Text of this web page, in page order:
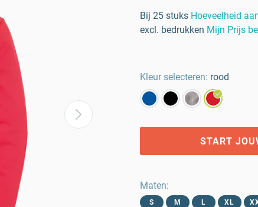
Bij 25 stuks Hoeveelheid
excl. bedrukken Mijn Prijs
Kleur selecteren: rood
START
Maten:
S M L XL